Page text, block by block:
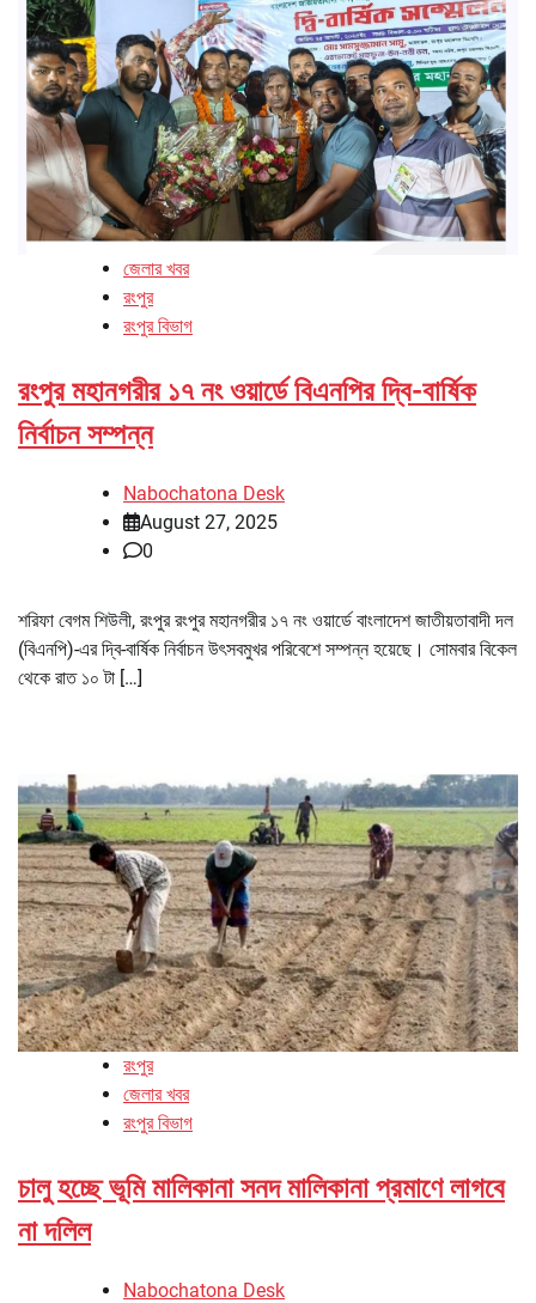
জেলার খবর
রংপুর
রংপুর বিভাগ
রংপুর মহানগরীর ১৭ নং ওয়ার্ডে বিএনপির দ্বি-বার্ষিক
নির্বাচন সম্পন্ন
Nabochatona Desk
August 27, 2025
0
শরিফা বেগম শিউলী, রংপুর রংপুর মহানগরীর ১৭ নং ওয়ার্ডে বাংলাদেশ জাতীয়তাবাদী দল
(বিএনপি)-এর দ্বি-বার্ষিক নির্বাচন উৎসবমুখর পরিবেশে সম্পন্ন হয়েছে। সোমবার বিকেল
থেকে রাত ১০ টা […]
রংপুর
জেলার খবর
রংপুর বিভাগ
চালু হচ্ছে ভূমি মালিকানা সনদ মালিকানা প্রমাণে লাগবে
না দলিল
Nabochatona Desk